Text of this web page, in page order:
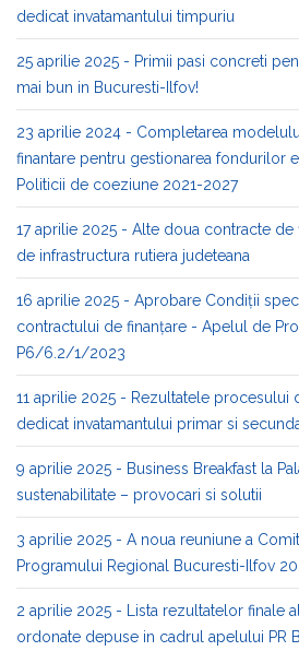
dedicat invatamantului timpuriu
25 aprilie 2025 - Primii pasi concreti
mai bun in Bucuresti-Ilfov!
23 aprilie 2024 - Completarea
finantare pentru gestionarea fondurilor
Politicii de coeziune 2021-2027
17 aprilie 2025 - Alte doua contracte
de infrastructura rutiera judeteana
16 aprilie 2025 - Aprobare Condiții
contractului de finanțare - Apelul de
P6/6.2/1/2023
11 aprilie 2025 - Rezultatele procesului
dedicat invatamantului primar si
9 aprilie 2025 - Business Breakfast la
sustenabilitate – provocari si solutii
3 aprilie 2025 - A noua reuniune a
Programului Regional Bucuresti-Ilfov
2 aprilie 2025 - Lista rezultatelor finale
ordonate depuse in cadrul apelului PR